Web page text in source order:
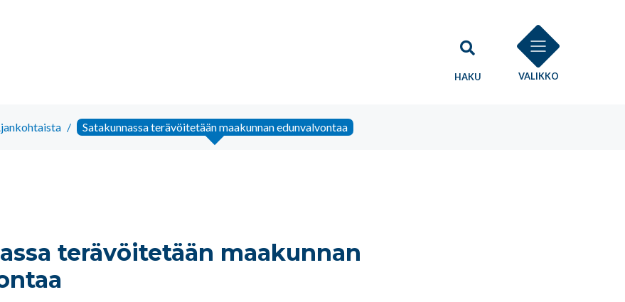
HAKU VALIKKO
/ Satakunnassa terävöitetään maakunnan edunvalvontaa
terävöitetään maakunnan